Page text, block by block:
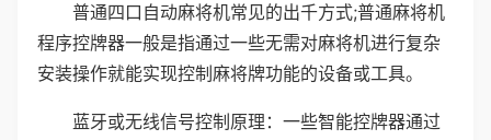
普通四口自动麻将机常见的出千方式;普通麻将机
程序控牌器一般是指通过一些无需对麻将机进行复杂
安装操作就能实现控制麻将牌功能的设备或工具。
蓝牙或无线信号控制原理：一些智能控牌器通过